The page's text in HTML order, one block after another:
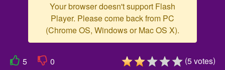
Your browser doesn't support Flash
Player. Please come back from PC
(Chrome OS, Windows or Mac OS X).
5 0 (5votes)